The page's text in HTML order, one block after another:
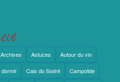
Archives Astuces Autour du vin
dormir Cais do Sodré Campolide